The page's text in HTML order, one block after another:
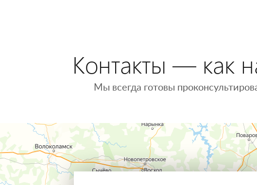
Контакты — как
Мы всегда готовы